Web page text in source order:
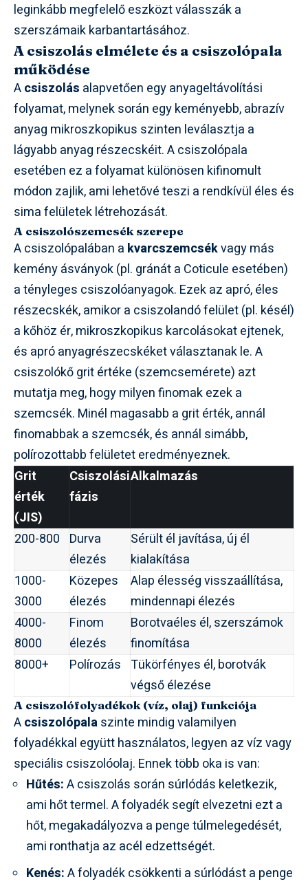
leginkább megfelelő eszközt válasszák a
szerszámaik karbantartásához.
A csiszolás elmélete és a csiszolópala
működése
Acsiszolás alapvetően egy anyageltávolítási
folyamat, melynek során egy keményebb, abrazív
anyag mikroszkopikus szinten leválasztja a
lágyabb anyag részecskéit. A csiszolópala
esetében ez a folyamat különösen kifinomult
módon zajlik, ami lehetővé teszi a rendkívül éles és
sima felületek létrehozását.
A csiszolószemcsék szerepe
A csiszolópalában a kvarcszemcsékvagy más
kemény ásványok (pl. gránát a Coticule esetében)
a tényleges csiszolóanyagok. Ezek az apró, éles
részecskék, amikor a csiszolandó felület (pl. késél)
a kőhöz ér, mikroszkopikus karcolásokat ejtenek,
és apró anyagrészecskéket választanak le. A
csiszolókő grit értéke (szemcsemérete) azt
mutatja meg, hogy milyen finomak ezek a
szemcsék. Minél magasabb a grit érték, annál
finomabbak a szemcsék, és annál simább,
polírozottabb felületet eredményeznek.
Grit
érték
(JIS)
Csiszolási
fázis
Alkalmazás
200-800 Durva
élezés
Sérült él javítása, új él
kialakítása
1000-
3000
Közepes
élezés
Alap élesség visszaállítása,
mindennapi élezés
4000-
8000
Finom
élezés
Borotvaéles él, szerszámok
finomítása
8000+
Polírozás Tükörfényes él, borotvák
végső élezése
A csiszolófolyadékok (víz, olaj) funkciója
Acsiszolópalaszinte mindig valamilyen
folyadékkal együtt használatos, legyen az víz vagy
speciális csiszolóolaj. Ennek több oka is van:
Hűtés:A csiszolás során súrlódás keletkezik,
ami hőt termel. A folyadék segít elvezetni ezt a
hőt, megakadályozva a penge túlmelegedését,
ami ronthatja az acél edzettségét.
Kenés:A folyadék csökkenti a súrlódást a penge